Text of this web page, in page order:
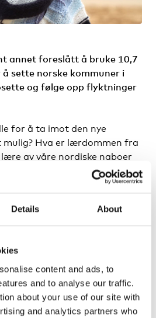
Details About
content and ads, to
and to analyse our traffic.
about your use of our site with
and analytics partners who
annet foreslått å bruke 10,7
sette norske kommuner i
og følge opp flyktninger
for å ta imot den nye
Hva er lærdommen fra
lære av våre nordiske naboer
språkopplæring, mottak av
i familier?
om de nordiske lærdommene
i 2015. Hør om hvordan vi
og hva som ikke fungerte hos
Under debatten presenterer
som blant annet trekker
skreddersydd til en